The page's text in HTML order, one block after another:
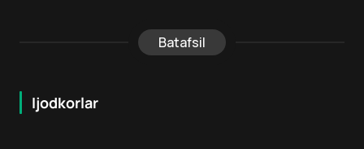
Batafsil
Ijodkorlar